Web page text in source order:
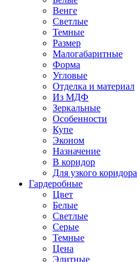
Венге
Светлые
Темные
Размер
Малогабаритные
Форма
Угловые
Отделка и материал
Из МДФ
Зеркальные
Особенности
Купе
Эконом
Назначение
В коридор
Для узкого коридора
Гардеробные
Цвет
Белые
Светлые
Серые
Темные
Цена
Элитные